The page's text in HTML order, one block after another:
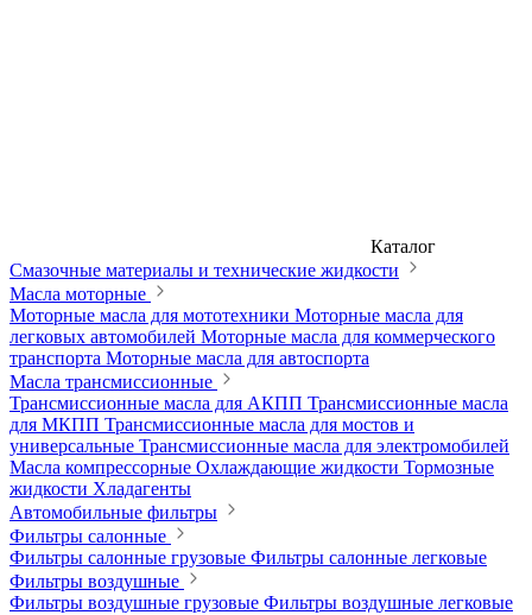
Каталог
Смазочные материалы и технические жидкости
Масла моторные
Моторные масла для мототехники Моторные масла для
легковых автомобилей Моторные масла для коммерческого
транспорта Моторные масла для автоспорта
Масла трансмиссионные
Трансмиссионные масла для АКПП Трансмиссионные масла
для МКПП Трансмиссионные масла для мостов и
универсальные Трансмиссионные масла для электромобилей
Масла компрессорные Охлаждающие жидкости Тормозные
жидкости Хладагенты
Автомобильные фильтры
Фильтры салонные
Фильтры салонные грузовые Фильтры салонные легковые
Фильтры воздушные
Фильтры воздушные грузовые Фильтры воздушные легковые